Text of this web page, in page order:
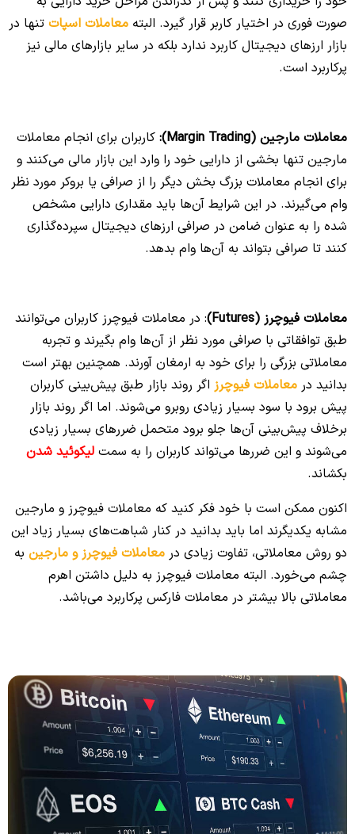
صورت فوری در اختیار کاربر قرار گیرد. البته معاملات اسپات تنها در
بازار ارزهای دیجیتال کاربرد ندارد بلکه در سایر بازارهای مالی نیز
پرکاربرد است.
معاملات مارجین (Margin Trading):
کاربران برای انجام معاملات
مارجین تنها بخشی از دارایی خود را وارد این بازار مالی می‌کنند و
برای انجام معاملات بزرگ بخش دیگر را از صرافی یا بروکر مورد نظر
وام می‌گیرند. در این شرایط آن‌ها باید مقداری دارایی مشخص
شده را به عنوان ضامن در صرافی‌ ارزهای دیجیتال سپرده‌گذاری
کنند تا صرافی بتواند به آن‌ها وام بدهد.
معاملات فیوچرز (Futures)
: در معاملات فیوچرز کاربران می‌توانند
طبق توافقاتی با صرافی مورد نظر از آن‌ها وام بگیرند و تجربه
معاملاتی بزرگی را برای خود به ارمغان آورند. همچنین بهتر است
بدانید در معاملات فیوچرز اگر روند بازار طبق پیش‌بینی کاربران
پیش برود با سود بسیار زیادی روبرو می‌شوند. اما اگر روند بازار
برخلاف پیش‌بینی آن‌ها جلو برود متحمل ضررهای بسیار زیادی
می‌شوند و این ضررها می‌تواند کاربران را به سمت لیکوئید شدن
بکشاند.
اکنون ممکن است با خود فکر کنید که معاملات فیوچرز و مارجین
مشابه یکدیگرند اما باید بدانید در کنار شباهت‌های بسیار زیاد این
دو روش معاملاتی، تفاوت زیادی در معاملات فیوچرز و مارجین به
چشم می‌خورد. البته معاملات فیوچرز به دلیل داشتن اهرم
معاملاتی بالا بیشتر در معاملات فارکس پرکاربرد می‌باشد.